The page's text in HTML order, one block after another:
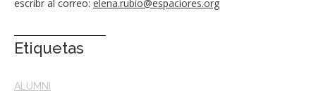
escribr al correo: elena.rubio@espaciores.org
Etiquetas
ALUMNI